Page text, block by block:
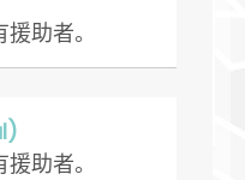
助者。
助者。